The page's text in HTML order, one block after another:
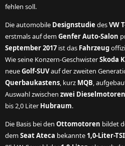
fehlen soll.
Die automobile Designstudie desVW
erstmals auf demGenfer Auto-Salon
September 2017 ist das Fahrzeug
Wie seine Konzern-GeschwisterSkoda
neueGolf-SUVauf der zweiten
Querbaukastens, kurz MQB,
Auswahl zwischen zwei Dieselmotoren
bis 2,0 Liter Hubraum.
Die Basis bei den Ottomotoren bildet
demSeat Ateca bekannte 1,0-Liter-